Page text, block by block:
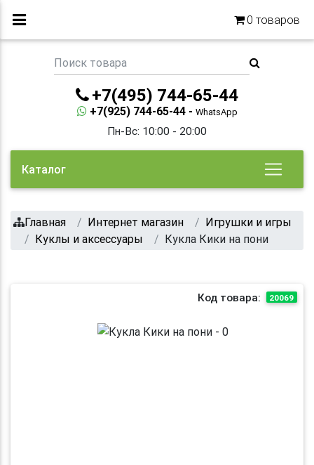
0 товаров
+7(495) 744-65-44
+7(925) 744-65-44 - WhatsApp
Пн-Вс: 10:00 - 20:00
Каталог
Главная Интернет магазин
Игрушки и игры
Куклы и аксессуары
Кукла Кики на пони
Код товара: 20069